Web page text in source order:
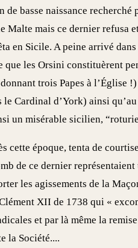
basse naissance recherché
mais ce dernier refusa
en Sicile. A peine arrivé
les Orsini constituèrent
trois Papes à l’Église
Cardinal d’York) ainsi
un misérable sicilien,
cette époque, tenta de
de ce dernier
les agissements de la
XII de 1738 qui «
et par là même la
la Société....